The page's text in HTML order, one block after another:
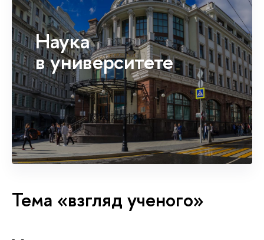
Наука
в университете
Тема «взгляд ученого»